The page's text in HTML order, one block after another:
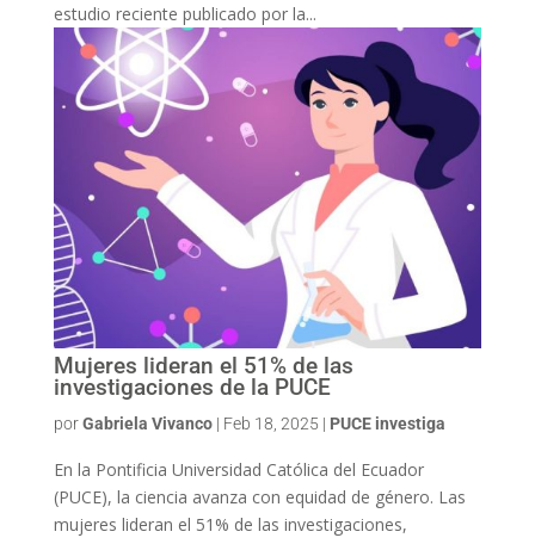
estudio reciente publicado por la...
Mujeres lideran el 51% de las
investigaciones de la PUCE
porGabriela Vivanco| Feb 18, 2025 | PUCE investiga
En la Pontificia Universidad Católica del Ecuador
(PUCE), la ciencia avanza con equidad de género. Las
mujeres lideran el 51% de las investigaciones,